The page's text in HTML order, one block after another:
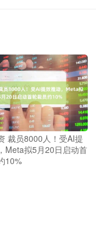
裁员8000人！受AI提
Meta拟5月20日启动首
10%